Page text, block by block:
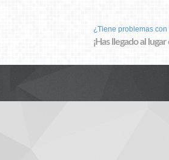
¿Tiene problemas
¡Has llegado al